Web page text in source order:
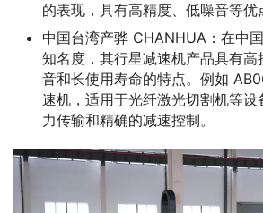
的表现，具有高精度、低噪音等优
中国台湾产骅 CHANHUA：在中
知名度，其行星减速机产品具有高
音和长使用寿命的特点。例如
速机，适用于光纤激光切割机等设
力传输和精确的减速控制。